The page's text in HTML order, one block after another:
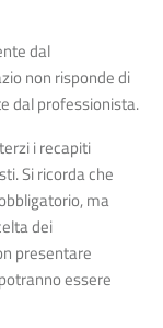
dal
non risponde di
dal professionista.
i recapiti
Si ricorda che
ma
dei
presentare
essere